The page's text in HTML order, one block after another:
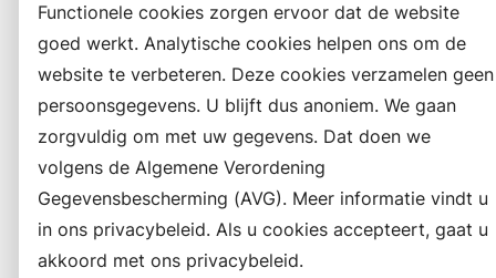
Functionele cookies zorgen ervoor dat de website
goed werkt. Analytische cookies helpen ons om de
website te verbeteren. Deze cookies verzamelen geen
persoonsgegevens. U blijft dus anoniem. We gaan
zorgvuldig om met uw gegevens. Dat doen we
volgens de Algemene Verordening
Gegevensbescherming (AVG). Meer informatie vindt u
in ons privacybeleid. Als u cookies accepteert, gaat u
akkoord met ons privacybeleid.